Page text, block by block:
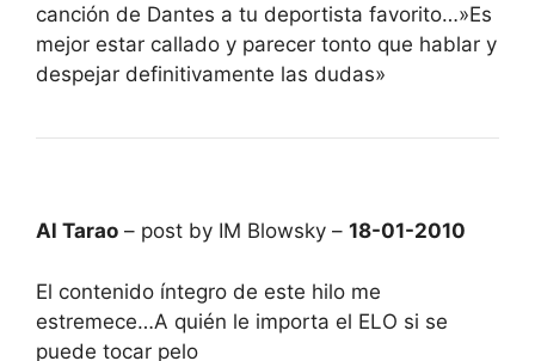
canción de Dantes a tu deportista favorito…»Es
mejor estar callado y parecer tonto que hablar y
despejar definitivamente las dudas»
Al Tarao – post by IM Blowsky – 18-01-2010
El contenido íntegro de este hilo me
estremece…A quién le importa el ELO si se
puede tocar pelo